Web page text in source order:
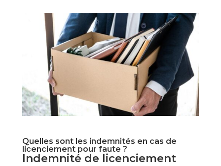
Quelles sont les indemnités en cas de
licenciement pour faute ?
Indemnité de licenciement